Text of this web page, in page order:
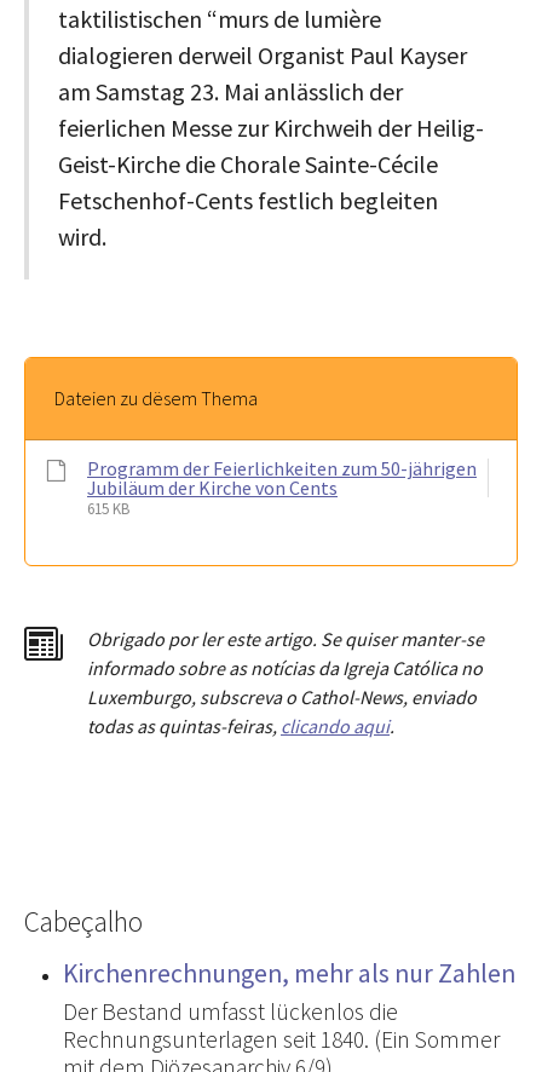
taktilistischen “murs de lumière
dialogieren derweil Organist Paul Kayser
am Samstag 23. Mai anlässlich der
feierlichen Messe zur Kirchweih der Heilig-
Geist-Kirche die Chorale Sainte-Cécile
Fetschenhof-Cents festlich begleiten
wird.
Dateien zu dësem Thema
Programm der Feierlichkeiten zum 50-jährigen
Jubiläum der Kirche von Cents
615 KB
Obrigado por ler este artigo. Se quiser manter-se
informado sobre as notícias da Igreja Católica no
Luxemburgo, subscreva o Cathol-News, enviado
todas as quintas-feiras, clicando aqui.
Cabeçalho
Kirchenrechnungen, mehr als nur Zahlen
Der Bestand umfasst lückenlos die
Rechnungsunterlagen seit 1840. (Ein Sommer